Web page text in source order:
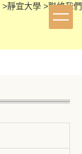
>靜宜大學 >聯絡我們